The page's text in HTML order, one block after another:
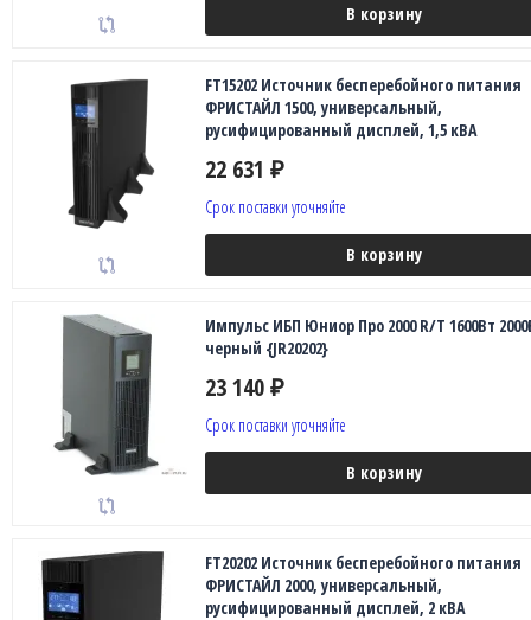
В корзину
FT15202 Источник бесперебойного питания
ФРИСТАЙЛ 1500, универсальный,
русифицированный дисплей, 1,5 кВА
22 631 ₽
Срок поставки уточняйте
В корзину
Импульс ИБП Юниор Про 2000 R/T 1600Вт
черный {JR20202}
23 140 ₽
Срок поставки уточняйте
В корзину
FT20202 Источник бесперебойного питания
ФРИСТАЙЛ 2000, универсальный,
русифицированный дисплей, 2 кВА